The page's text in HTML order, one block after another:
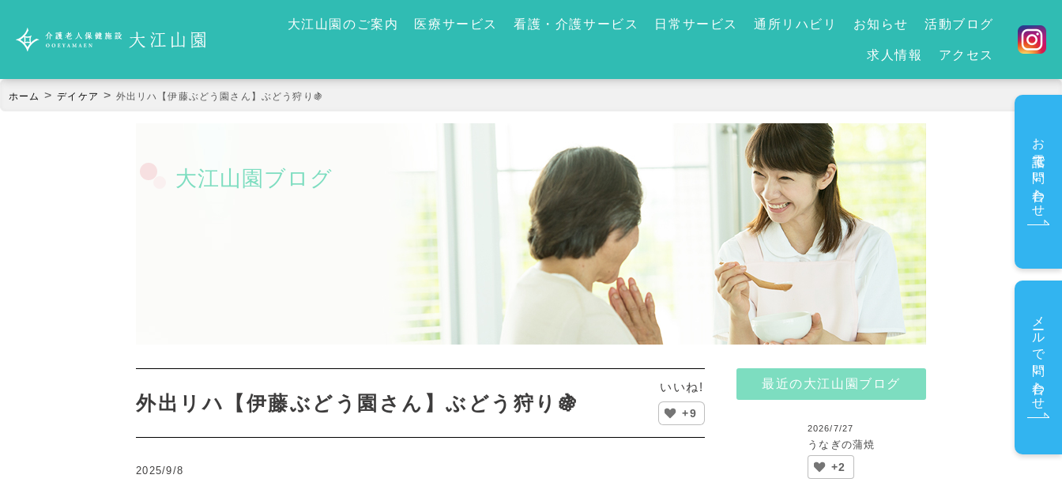
大江山園のご案内 医療サービス 看護・介護サービス 日常サービス 通所リハビリ お知らせ 活動ブログ
求人情報 アクセス
お電話で問い合わせ
メールで問い合わせ
ホーム >デイケア > 外出リハ【伊藤ぶどう園さん】ぶどう狩り🍇
大江山園ブログ
外出リハ【伊藤ぶどう園さん】ぶどう狩り🍇
いいね!
+9
2025/9/8
最近の大江山園ブログ
2026/7/27
うなぎの蒲焼
+2